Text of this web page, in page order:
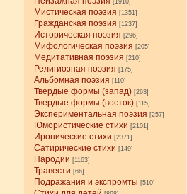
Мистическая поэзия [1351]
Гражданская поэзия [1237]
Историческая поэзия [296]
Мифологическая поэзия [205]
Медитативная поэзия [210]
Религиозная поэзия [175]
Альбомная поэзия [110]
Твердые формы (запад) [263]
Твердые формы (восток) [115]
Экспериментальная поэзия [257]
Юмористические стихи [2101]
Иронические стихи [2371]
Сатирические стихи [149]
Пародии [1163]
Травести [66]
Подражания и экспромты [510]